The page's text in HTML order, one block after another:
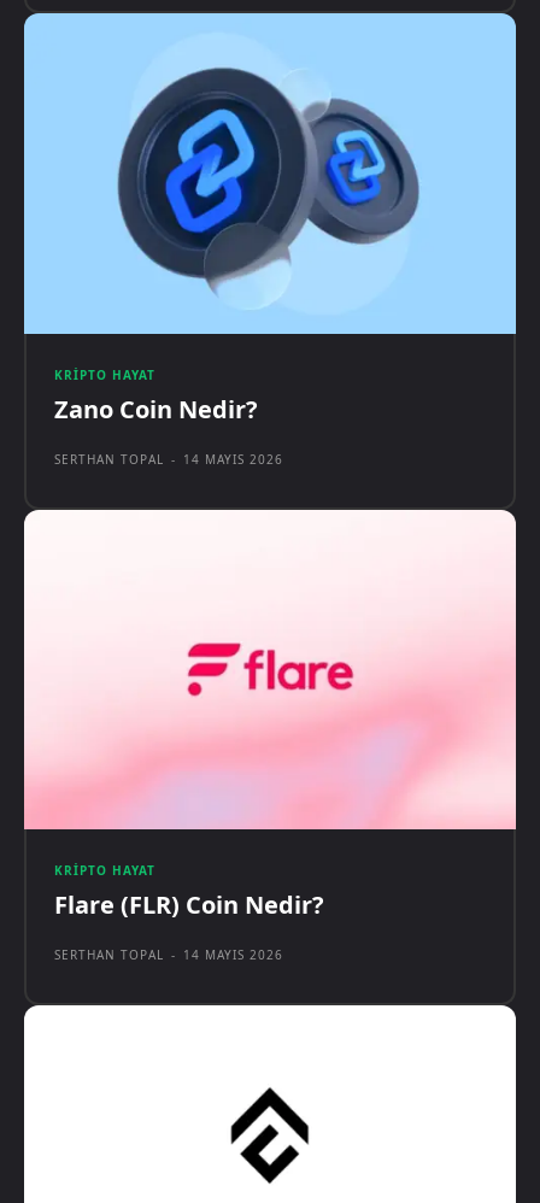
KRIPTO HAYAT
Zano Coin Nedir?
SERTHAN TOPAL - 14 MAYIS 2026
KRIPTO HAYAT
Flare (FLR) Coin Nedir?
SERTHAN TOPAL - 14 MAYIS 2026